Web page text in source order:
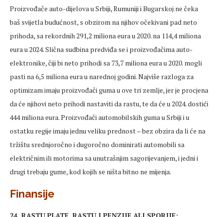
Proizvođače auto-dijelova u Srbiji, Rumuniji i Bugarskoj ne čeka
baš svijetla budućnost, s obzirom na njihov očekivani pad neto
prihoda, sa rekordnih 291,2 miliona eura u 2020. na 114,4 miliona
eura u 2024. Slična sudbina predviđa se i proizvođačima auto-
elektronike, čiji bi neto prihodi sa 73,7 miliona eura u 2020. mogli
pasti na 6,5 miliona eura u narednoj godini. Najviše razloga za
optimizam imaju proizvođači guma u ove tri zemlje, jer je procjena
da će njihovi neto prihodi nastaviti da rastu, te da će u 2024. dostići
444 miliona eura. Proizvođači automobilskih guma u Srbiji i u
ostatku regije imaju jednu veliku prednost – bez obzira da li će na
tržištu srednjoročno i dugoročno dominirati automobili sa
električnim ili motorima sa unutrašnjim sagorijevanjem, i jedni i
drugi trebaju gume, kod kojih se ništa bitno ne mijenja.
Finansije